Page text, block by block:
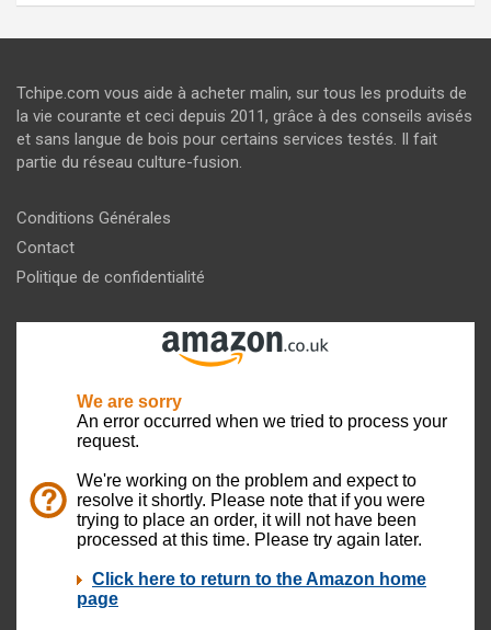
Tchipe.com vous aide à acheter malin, sur tous les produits de
la vie courante et ceci depuis 2011, grâce à des conseils avisés
et sans langue de bois pour certains services testés. Il fait
partie du réseau culture-fusion.
Conditions Générales
Contact
Politique de confidentialité